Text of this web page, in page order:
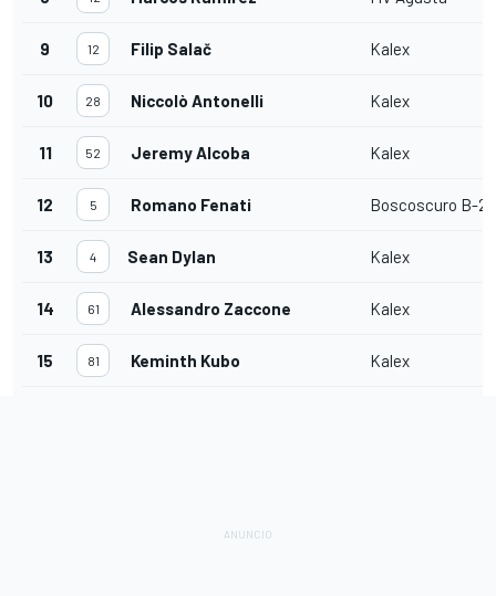
9 12 Filip Salač Kalex
10 28 Niccolò Antonelli Kalex
11 52 Jeremy Alcoba Kalex
12 5 Romano Fenati Boscoscuro B-21
13 4 Sean Dylan Kalex
14 61 Alessandro Zaccone Kalex
15 81 Keminth Kubo Kalex